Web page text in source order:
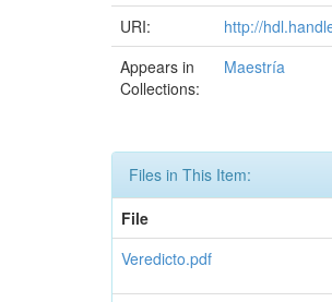
URI:
http://
Appears in
Collections:
Maestría
Files in This Item:
File
Veredicto.pdf